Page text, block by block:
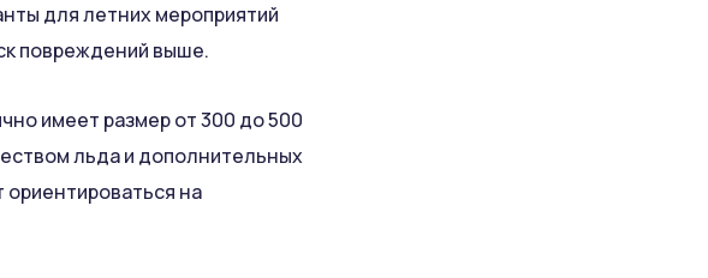
для летних мероприятий
повреждений выше.
имеет размер от 300 до 500
льда и дополнительных
ориентироваться на